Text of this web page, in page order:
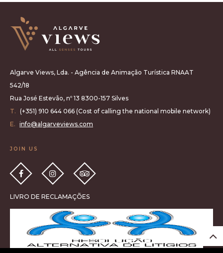
Algarve Views, Lda. - Agência de Animação Turística RNAAT
542/18
Rua José Estevão, nº 13 8300-157 Silves
T. (+351) 910 644 066 (Cost of calling the national mobile network)
E. info@algarveviews.com
JOIN US
LIVRO DE RECLAMAÇÕES